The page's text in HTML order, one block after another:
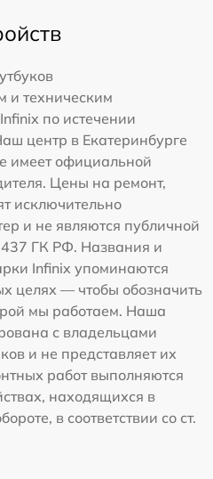
и техническим
по истечении
центр в Екатеринбурге
имеет официальной
Цены на ремонт,
исключительно
и не являются публичной
437 ГК РФ. Названия и
Infinix упоминаются
целях — чтобы обозначить
мы работаем. Наша
с владельцами
и не представляет их
работ выполняются
находящихся в
в соответствии со ст.